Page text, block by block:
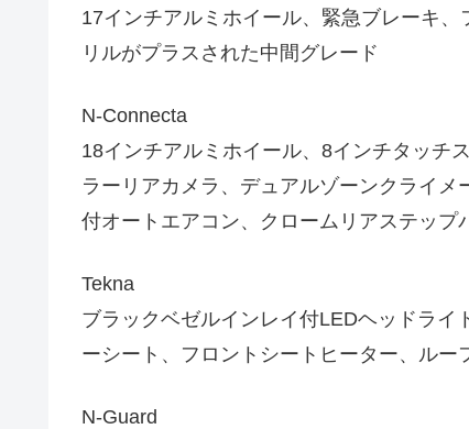
17インチアルミホイール、緊急ブレーキ
リルがプラスされた中間グレード
N-Connecta
18インチアルミホイール、8インチタッチ
ラーリアカメラ、デュアルゾーンクライメ
付オートエアコン、クロームリアステップ
Tekna
ブラックベゼルインレイ付LEDヘッドラ
ーシート、フロントシートヒーター、ルー
N-Guard